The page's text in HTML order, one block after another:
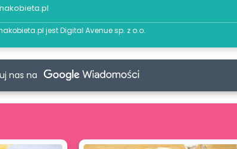
jestDigital Avenue sp. z o.o.
nas na